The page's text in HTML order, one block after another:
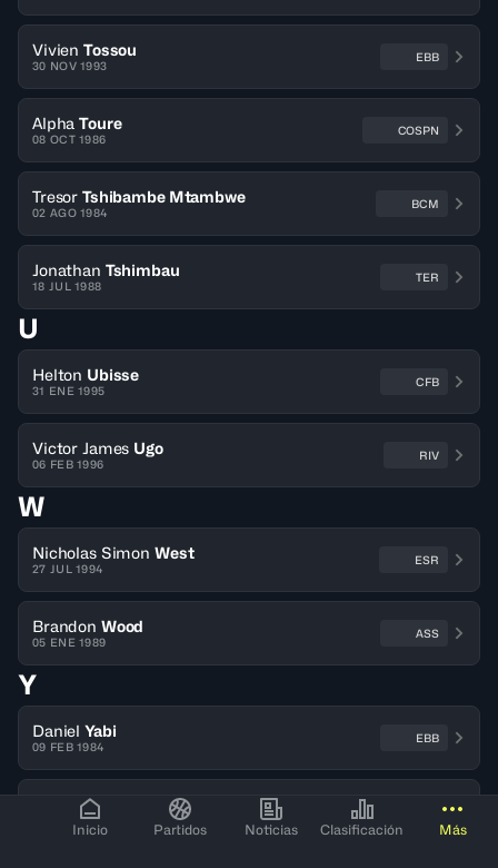
Inicio Partidos Noticias Clasificación Más
Vivien Tossou
30 NOV 1993
EBB
Alpha Toure
08 OCT 1986
COSPN
Tresor Tshibambe Mtambwe
02 AGO 1984
BCM
Jonathan Tshimbau
18 JUL 1988
TER
U
Helton Ubisse
31 ENE 1995
CFB
Victor James Ugo
06 FEB 1996
RIV
W
Nicholas Simon West
27 JUL 1994
ESR
Brandon Wood
05 ENE 1989
ASS
Y
Daniel Yabi
09 FEB 1984
EBB
Arnold Yacoubou
13 MAY 1988